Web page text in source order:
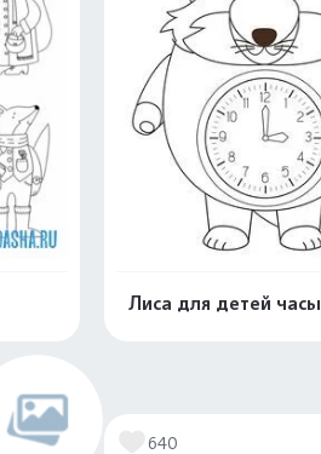
Лиса для детей часы
640